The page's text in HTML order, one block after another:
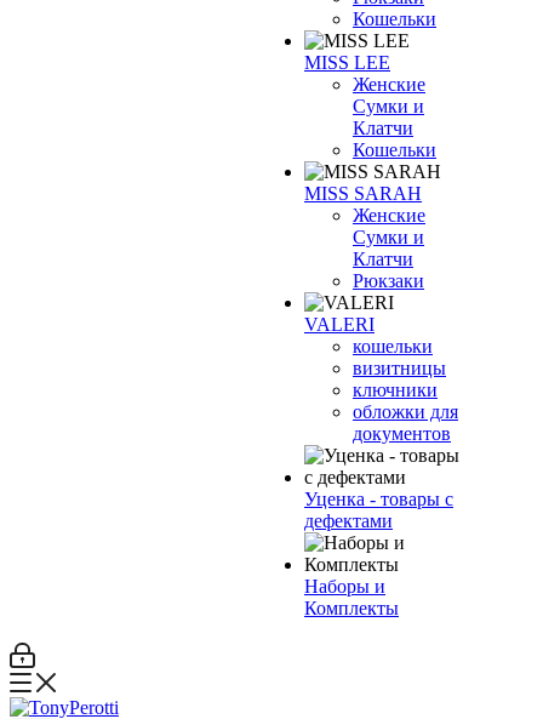
Кошельки
MISS LEE
Женские
Сумки и
Клатчи
Кошельки
MISS SARAH
Женские
Сумки и
Клатчи
Рюкзаки
VALERI
кошельки
визитницы
ключники
обложки для
документов
Уценка - товары с
дефектами
Наборы и
Комплекты